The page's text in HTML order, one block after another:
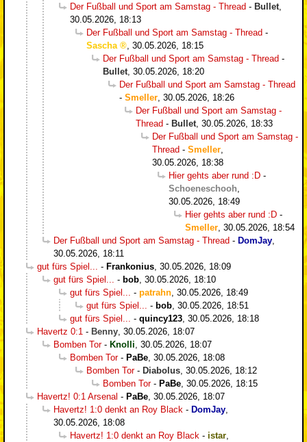
Der Fußball und Sport am Samstag - Thread - Bullet
30.05.2026, 18:13
Der Fußball und Sport am Samstag - Thread -
Sascha
30.05.2026, 18:15
Der Fußball und Sport am Samstag - Thread -
Bullet 30.05.2026, 18:20
Der Fußball und Sport am Samstag - Thread
- Smeller 30.05.2026, 18:26
Der Fußball und Sport am Samstag -
Thread - Bullet 30.05.2026, 18:33
Der Fußball und Sport am Samstag -
Thread - Smeller
30.05.2026, 18:38
Hier gehts aber rund :D -
Schoeneschooh
30.05.2026, 18:49
Hier gehts aber rund :D -
Smeller 30.05.2026, 18:54
Der Fußball und Sport am Samstag - Thread - DomJay
30.05.2026, 18:11
gut fürs Spiel...
- Frankonius 30.05.2026, 18:09
gut fürs Spiel...
- bob 30.05.2026, 18:10
gut fürs Spiel...
- patrahn 30.05.2026, 18:49
gut fürs Spiel...
- bob 30.05.2026, 18:51
gut fürs Spiel...
- quincy123 30.05.2026, 18:18
Havertz 0:1 - Benny 30.05.2026, 18:07
Bomben Tor- Knolli 30.05.2026, 18:07
Bomben Tor- PaBe 30.05.2026, 18:08
Bomben Tor- Diabolus 30.05.2026, 18:12
Bomben Tor- PaBe 30.05.2026, 18:15
Havertz! 0:1 Arsenal - PaBe 30.05.2026, 18:07
Havertz! 1:0 denkt an Roy Black - DomJay
30.05.2026, 18:08
Havertz! 1:0 denkt an Roy Black - istar